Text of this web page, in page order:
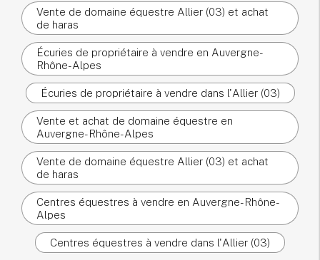
Vente de domaine équestre Allier (03) et achat
de haras
Écuries de propriétaire à vendre en Auvergne-
Rhône-Alpes
Écuries de propriétaire à vendre dans l'Allier (03)
Vente et achat de domaine équestre en
Auvergne-Rhône-Alpes
Vente de domaine équestre Allier (03) et achat
de haras
Centres équestres à vendre en Auvergne-Rhône-
Alpes
Centres équestres à vendre dans l'Allier (03)